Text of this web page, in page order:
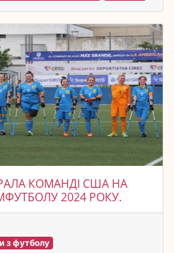
КОМАНДІ США НА
2024 РОКУ.
з футболу